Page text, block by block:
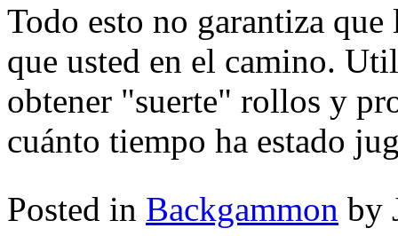
Todo esto no garantiza
que usted en el camino.
obtener "suerte" rollos y
cuánto tiempo ha estado
Posted in Backgammon by